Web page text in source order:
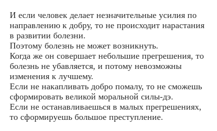
И если человек делает незначительные усилия по
направлению к добру, то не происходит нарастания
в развитии болезни.
Поэтому болезнь не может возникнуть.
Когда же он совершает небольшие прегрешения, то
болезнь не убавляется, и потому невозможны
изменения к лучшему.
Если не накапливать добро помалу, то не сможешь
сформировать великой моральной силы-дэ.
Если не останавливаешься в малых прегрешениях,
то сформируешь большое преступление.